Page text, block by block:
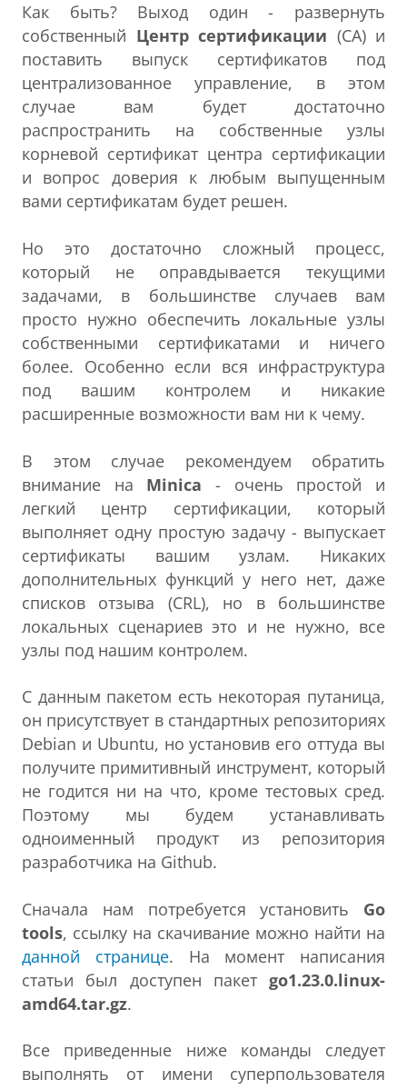
Как быть? Выход один - развернуть
собственный Центр сертификации (CA) и
поставить выпуск сертификатов под
централизованное управление, в этом
случае вам будет достаточно
распространить на собственные узлы
корневой сертификат центра сертификации
и вопрос доверия к любым выпущенным
вами сертификатам будет решен.
Но это достаточно сложный процесс,
который не оправдывается текущими
задачами, в большинстве случаев вам
просто нужно обеспечить локальные узлы
собственными сертификатами и ничего
более. Особенно если вся инфраструктура
под вашим контролем и никакие
расширенные возможности вам ни к чему.
В этом случае рекомендуем обратить
внимание на Minica - очень простой и
легкий центр сертификации, который
выполняет одну простую задачу - выпускает
сертификаты вашим узлам. Никаких
дополнительных функций у него нет, даже
списков отзыва (CRL), но в большинстве
локальных сценариев это и не нужно, все
узлы под нашим контролем.
С данным пакетом есть некоторая путаница,
он присутствует в стандартных репозиториях
Debian и Ubuntu, но установив его оттуда вы
получите примитивный инструмент, который
не годится ни на что, кроме тестовых сред.
Поэтому мы будем устанавливать
одноименный продукт из репозитория
разработчика на Github.
Сначала нам потребуется установить Go
tools, ссылку на скачивание можно найти на
данной странице. На момент написания
статьи был доступен пакет go1.23.0.linux-
amd64.tar.gz.
Все приведенные ниже команды следует
выполнять от имени суперпользователя